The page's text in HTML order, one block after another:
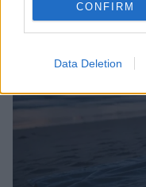
CONFIRM
Data Deletion
FITNESS